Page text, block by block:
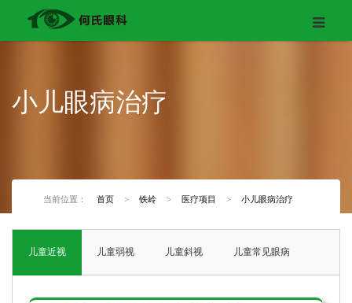
小儿眼病治疗
当前位置： 首页 > 铁岭 > 医疗项目 > 小儿眼病治疗
儿童近视 儿童弱视 儿童斜视 儿童常见眼病